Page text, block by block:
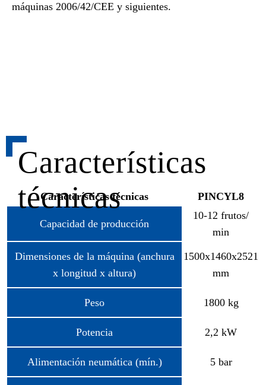
máquinas 2006/42/CEE y siguientes.
Características
técnicas
Características técnicas PINCYL8
Capacidad de producción
10-12 frutos/
min
Dimensiones de la máquina (anchura
x longitud x altura)
1500x1460x2521
mm
Peso 1800 kg
Potencia 2,2 kW
Alimentación neumática (mín.) 5 bar